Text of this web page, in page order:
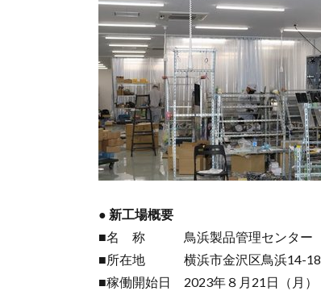
● 新工場概要
■名 称 鳥浜製品管理センター
■所在地 横浜市金沢区鳥浜14-18
■稼働開始日 2023年８月21日（月）